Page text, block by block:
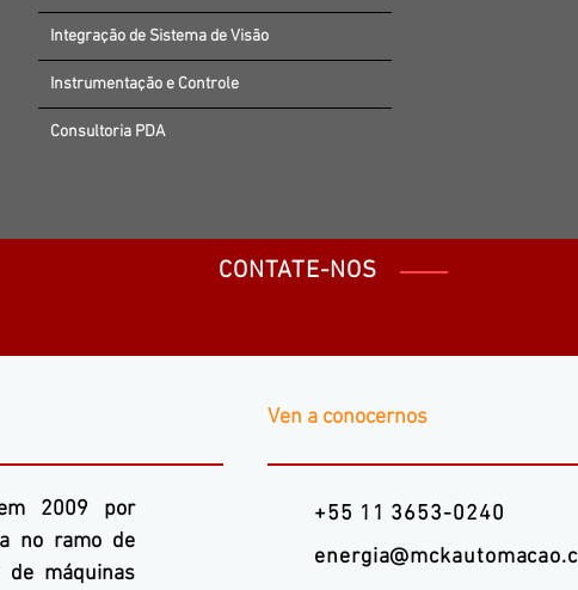
Integração de Sistema de Visão
Instrumentação e Controle
Consultoria PDA
CONTATE-NOS
2009 por
no ramo de
de máquinas
Ven a conocernos
+55 11 3653-0240